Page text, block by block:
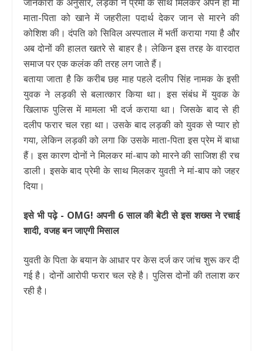
माता-पिता को खाने में जहरीला पदार्थ देकर जान से मारने की
कोशिश की। दंपति को सिविल अस्पताल में भर्ती कराया गया है और
अब दोनों की हालत खतरे से बाहर है। लेकिन इस तरह के वारदात
समाज पर एक कलंक की तरह लग जाते हैं।
बताया जाता है कि करीब छह माह पहले दलीप सिंह नामक के इसी
युवक ने लड़की से बलात्कार किया था। इस संबंध में युवक के
खिलाफ पुलिस में मामला भी दर्ज कराया था। जिसके बाद से ही
दलीप फरार चल रहा था। उसके बाद लड़की को युवक से प्यार हो
गया, लेकिन लड़की को लगा कि उसके माता-पिता इस प्रेम में बाधा
हैं। इस कारण दोनों ने मिलकर मां-बाप को मारने की साजिश ही रच
डाली। इसके बाद प्रेमी के साथ मिलकर युवती ने मां-बाप को जहर
दिया।
इसे भी पढ़े - OMG! अपनी 6 साल की बेटी से इस शख्स ने रचाई
शादी, वजह बन जाएगी मिसाल
युवती के पिता के बयान के आधार पर केस दर्ज कर जांच शुरू कर दी
गई है। दोनों आरोपी फरार चल रहे है। पुलिस दोनों की तलाश कर
रही है।